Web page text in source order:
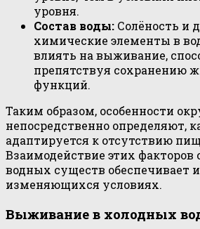
уровня.
Состав воды: Солёность и
химические элементы в
влиять на выживание,
препятствуя сохранению
функций.
Таким образом, особенности
непосредственно определяют,
адаптируется к отсутствию
Взаимодействие этих факторов
водных существ обеспечивает
изменяющихся условиях.
Выживание в холодных